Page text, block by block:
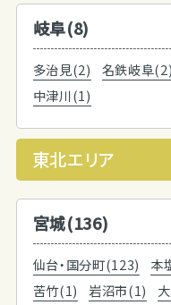
岐阜(8)
多治見(2) 名鉄岐阜(2)
中津川(1)
東北エリア
宮城(136)
仙台・国分町(123) 本
苦竹(1)
岩沼市(1)